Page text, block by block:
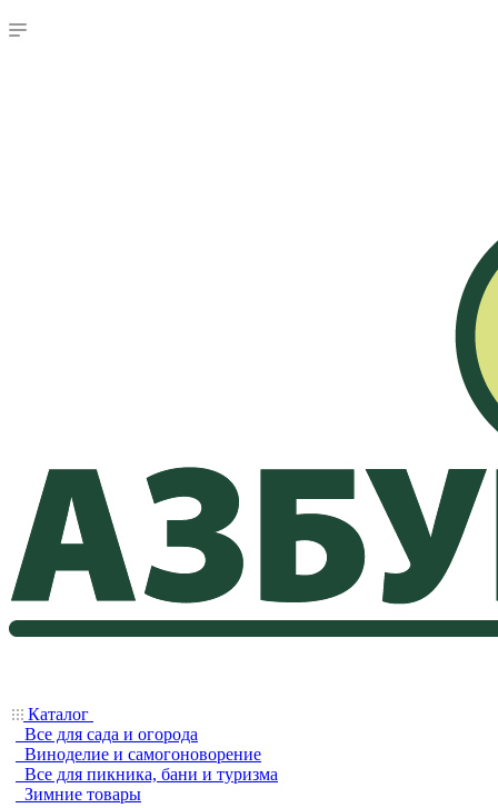
Каталог
Все для сада и огорода
Виноделие и самогоноворение
Все для пикника, бани и туризма
Зимние товары